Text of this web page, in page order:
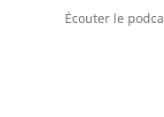
Écouter le